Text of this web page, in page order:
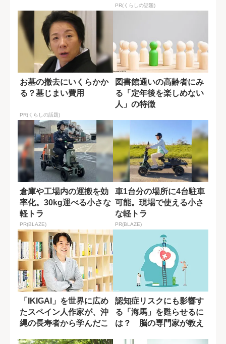
PR(くらしの話題)
お墓の撤去にいくらかか
る？墓じまい費用
PR(くらしの話題)
図書館通いの高齢者にみ
る「定年後を楽しめない
人」の特徴
倉庫や工場内の運搬を効
率化。30kg運べる小さな
軽トラ
PR(BLAZE)
車1台分の場所に4台駐車
可能。現場で使える小さ
な軽トラ
PR(BLAZE)
「IKIGAI」を世界に広め
たスペイン人作家が、沖
縄の長寿者から学んだこ
認知症リスクにも影響す
る「海馬」を甦らせるに
は？ 脳の専門家が教え